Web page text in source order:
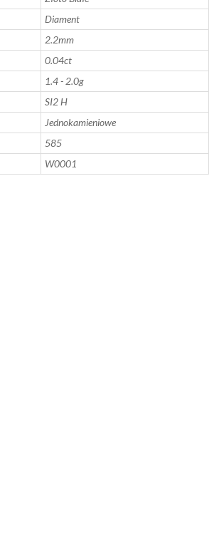
Diament
2.2mm
0.04ct
1.4 - 2.0g
SI2 H
Jednokamieniowe
585
W0001